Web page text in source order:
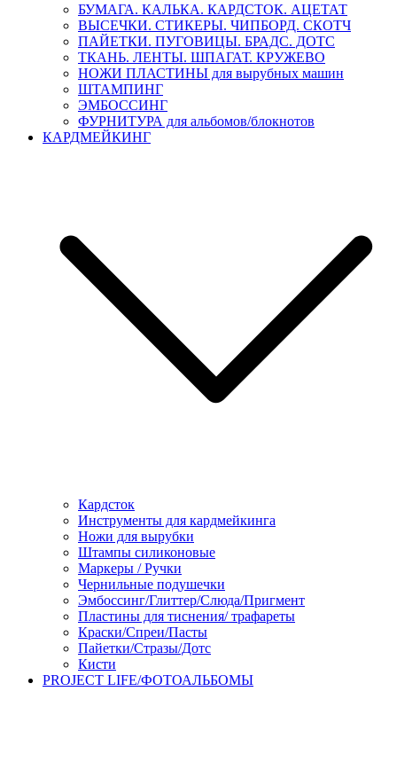
БУМАГА. КАЛЬКА. КАРДСТОК. АЦЕТАТ
ВЫСЕЧКИ. СТИКЕРЫ. ЧИПБОРД. СКОТЧ
ПАЙЕТКИ. ПУГОВИЦЫ. БРАДС. ДОТС
ТКАНЬ. ЛЕНТЫ. ШПАГАТ. КРУЖЕВО
НОЖИ ПЛАСТИНЫ для вырубных машин
ШТАМПИНГ
ЭМБОССИНГ
ФУРНИТУРА для альбомов/блокнотов
КАРДМЕЙКИНГ
Кардсток
Инструменты для кардмейкинга
Ножи для вырубки
Штампы силиконовые
Маркеры / Ручки
Чернильные подушечки
Эмбоссинг/Глиттер/Слюда/Пригмент
Пластины для тиснения/ трафареты
Краски/Спреи/Пасты
Пайетки/Стразы/Дотс
Кисти
PROJECT LIFE/ФОТОАЛЬБОМЫ